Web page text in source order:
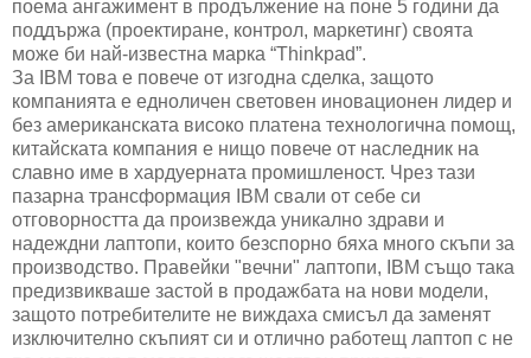
поема ангажимент в продължение на поне 5 години да
поддържа (проектиране, контрол, маркетинг) своята
може би най-известна марка “Thinkpad”.
За IBM това е повече от изгодна сделка, защото
компанията е едноличен световен иновационен лидер и
без американската високо платена технологична помощ,
китайската компания е нищо повече от наследник на
славно име в хардуерната промишленост. Чрез тази
пазарна трансформация IBM свали от себе си
отговорността да произвежда уникално здрави и
надеждни лаптопи, които безспорно бяха много скъпи за
производство. Правейки "вечни" лаптопи, IBM също така
предизвикваше застой в продажбата на нови модели,
защото потребителите не виждаха смисъл да заменят
изключително скъпият си и отлично работещ лаптоп с не